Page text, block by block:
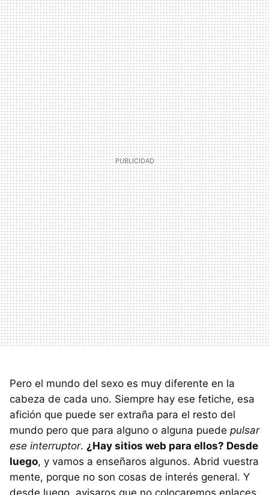
Pero el mundo del sexo es muy diferente en la
cabeza de cada uno. Siempre hay ese fetiche, esa
afición que puede ser extraña para el resto del
mundo pero que para alguno o alguna puede pulsar
ese interruptor. ¿Hay sitios web para ellos? Desde
luego, y vamos a enseñaros algunos. Abrid vuestra
mente, porque no son cosas de interés general. Y
desde luego, avisaros que no colocaremos enlaces